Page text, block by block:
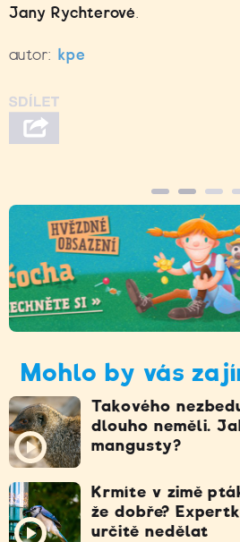
Jany Rychterové
autor: kpe
Mohlo by vás
Takového
dlouho neměli.
mangusty?
Krmíte v zimě
že dobře?
určitě nedělat